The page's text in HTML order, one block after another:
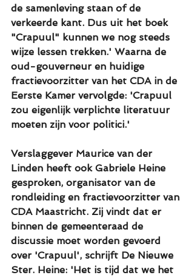
de samenleving staan of de
verkeerde kant. Dus uit het boek
"Crapuul" kunnen we nog steeds
wijze lessen trekken.' Waarna de
oud-gouverneur en huidige
fractievoorzitter van het CDA in de
Eerste Kamer vervolgde: 'Crapuul
zou eigenlijk verplichte literatuur
moeten zijn voor politici.'
Verslaggever Maurice van der
Linden heeft ook Gabriele Heine
gesproken, organisator van de
rondleiding en fractievoorzitter van
CDA Maastricht. Zij vindt dat er
binnen de gemeenteraad de
discussie moet worden gevoerd
over 'Crapuul', schrijft De Nieuwe
Ster. Heine: 'Het is tijd dat we het